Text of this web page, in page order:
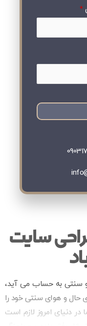
*
سایت
سنتی به حساب می آید،
حال و هوای سنتی خود را
در دنیای امروز لازم است